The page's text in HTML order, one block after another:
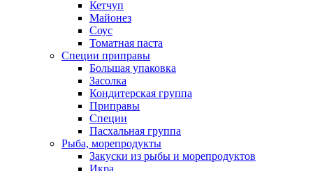
Кетчуп
Майонез
Соус
Томатная паста
Специи приправы
Большая упаковка
Засолка
Кондитерская группа
Приправы
Специи
Пасхальная группа
Рыба, морепродукты
Закуски из рыбы и морепродуктов
Икра